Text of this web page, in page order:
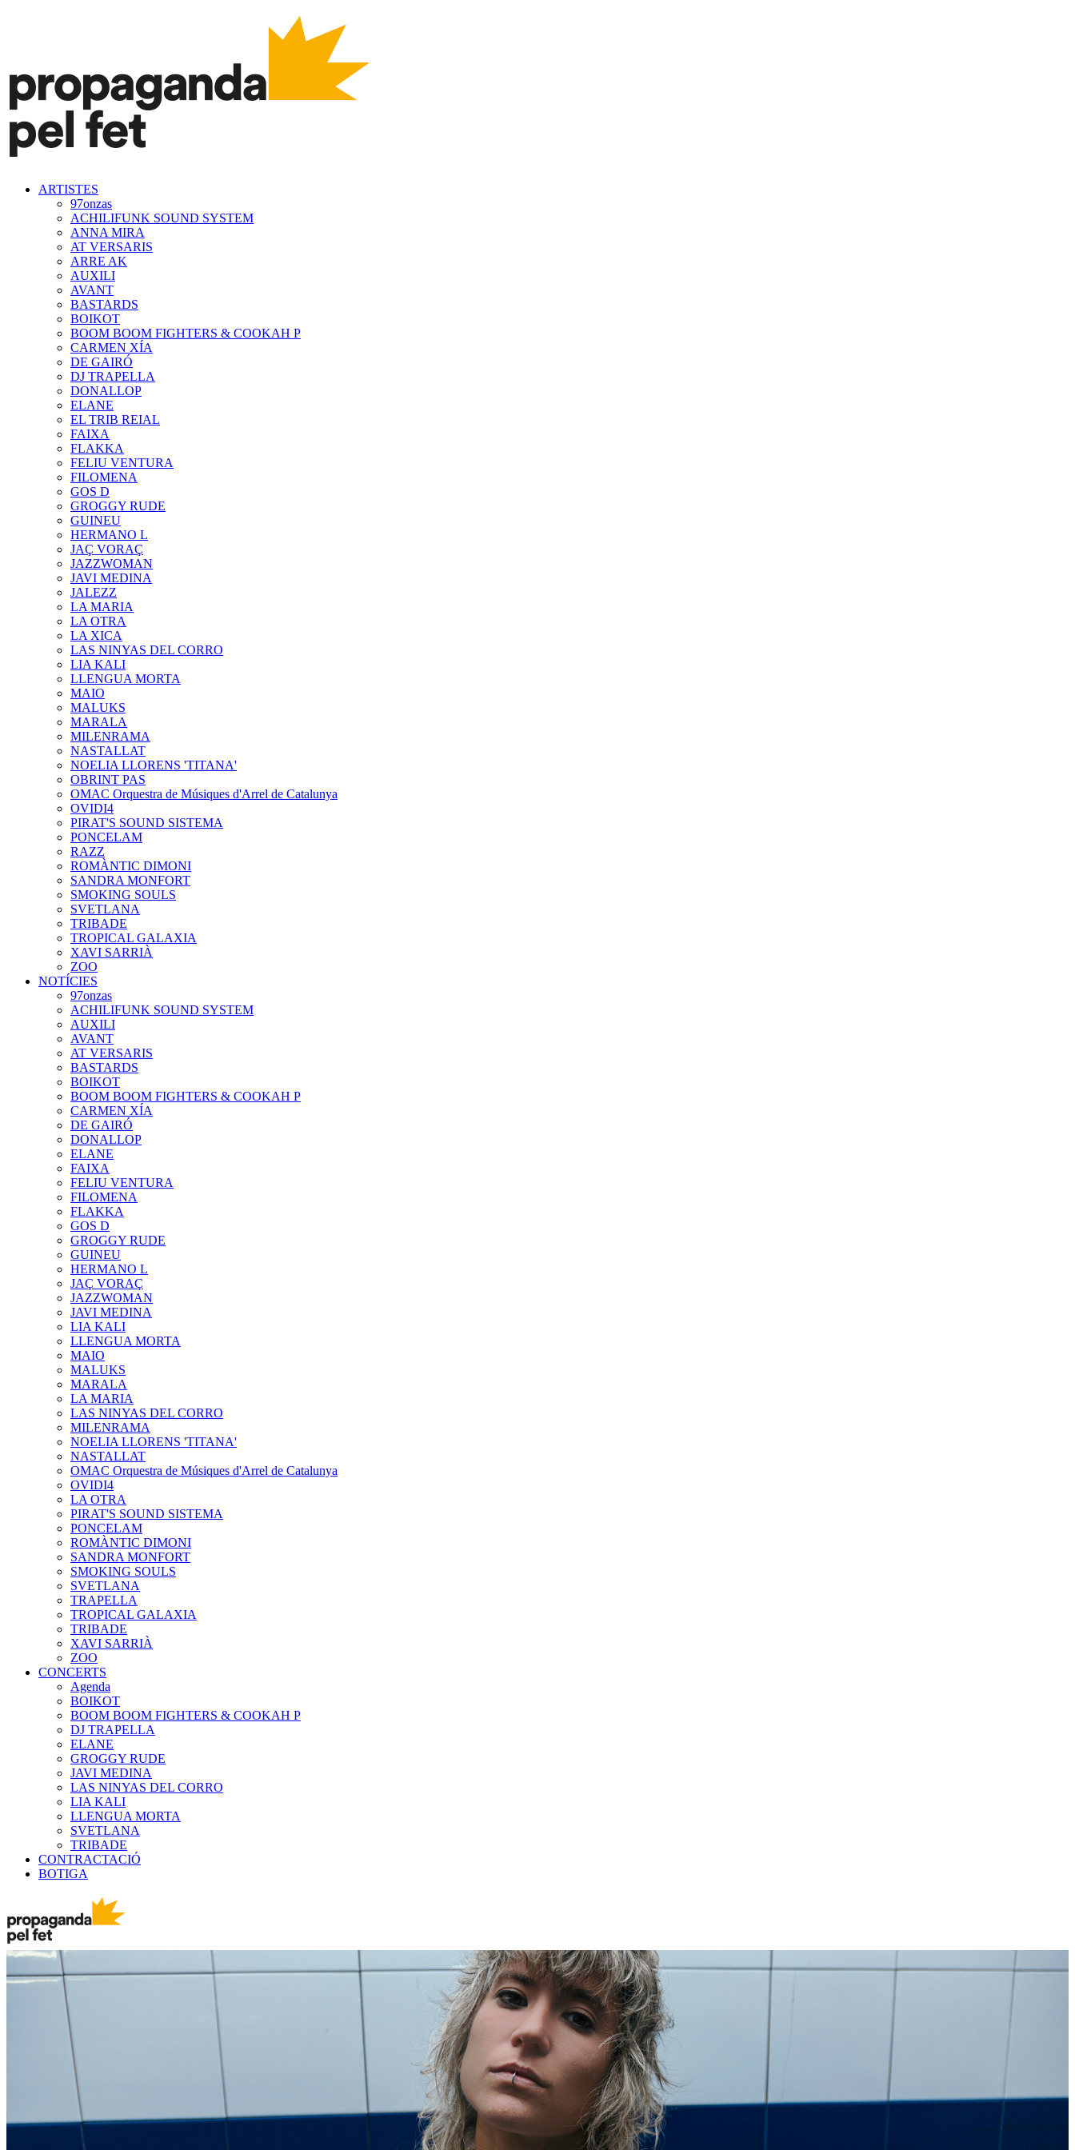
ARTISTES
97onzas
ACHILIFUNK SOUND SYSTEM
ANNA MIRA
AT VERSARIS
ARRE AK
AUXILI
AVANT
BASTARDS
BOIKOT
BOOM BOOM FIGHTERS & COOKAH P
CARMEN XÍA
DE GAIRÓ
DJ TRAPELLA
DONALLOP
ELANE
EL TRIB REIAL
FAIXA
FLAKKA
FELIU VENTURA
FILOMENA
GOS D
GROGGY RUDE
GUINEU
HERMANO L
JAÇ VORAÇ
JAZZWOMAN
JAVI MEDINA
JALEZZ
LA MARIA
LA OTRA
LA XICA
LAS NINYAS DEL CORRO
LIA KALI
LLENGUA MORTA
MAIO
MALUKS
MARALA
MILENRAMA
NASTALLAT
NOELIA LLORENS 'TITANA'
OBRINT PAS
OMAC Orquestra de Músiques d'Arrel de Catalunya
OVIDI4
PIRAT'S SOUND SISTEMA
PONCELAM
RAZZ
ROMÀNTIC DIMONI
SANDRA MONFORT
SMOKING SOULS
SVETLANA
TRIBADE
TROPICAL GALAXIA
XAVI SARRIÀ
ZOO
NOTÍCIES
97onzas
ACHILIFUNK SOUND SYSTEM
AUXILI
AVANT
AT VERSARIS
BASTARDS
BOIKOT
BOOM BOOM FIGHTERS & COOKAH P
CARMEN XÍA
DE GAIRÓ
DONALLOP
ELANE
FAIXA
FELIU VENTURA
FILOMENA
FLAKKA
GOS D
GROGGY RUDE
GUINEU
HERMANO L
JAÇ VORAÇ
JAZZWOMAN
JAVI MEDINA
LIA KALI
LLENGUA MORTA
MAIO
MALUKS
MARALA
LA MARIA
LAS NINYAS DEL CORRO
MILENRAMA
NOELIA LLORENS 'TITANA'
NASTALLAT
OMAC Orquestra de Músiques d'Arrel de Catalunya
OVIDI4
LA OTRA
PIRAT'S SOUND SISTEMA
PONCELAM
ROMÀNTIC DIMONI
SANDRA MONFORT
SMOKING SOULS
SVETLANA
TRAPELLA
TROPICAL GALAXIA
TRIBADE
XAVI SARRIÀ
ZOO
CONCERTS
Agenda
BOIKOT
BOOM BOOM FIGHTERS & COOKAH P
DJ TRAPELLA
ELANE
GROGGY RUDE
JAVI MEDINA
LAS NINYAS DEL CORRO
LIA KALI
LLENGUA MORTA
SVETLANA
TRIBADE
CONTRACTACIÓ
BOTIGA